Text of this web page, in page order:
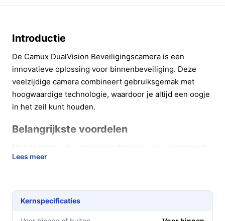
Introductie
De Camux DualVision Beveiligingscamera is een
innovatieve oplossing voor binnenbeveiliging. Deze
veelzijdige camera combineert gebruiksgemak met
hoogwaardige technologie, waardoor je altijd een oogje
in het zeil kunt houden.
Belangrijkste voordelen
voordelen die het leven een stuk makkelijker maken:
een breed overzicht als gedetailleerde close-ups.
Ideaal voor het bekijken van je kind of huisdier,
zonder dat je compromissen hoeft te sluiten op
Lees meer
Kernspecificaties